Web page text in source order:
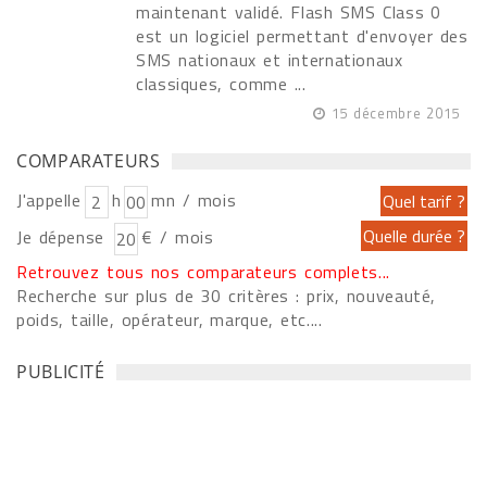
maintenant validé. Flash SMS Class 0
est un logiciel permettant d'envoyer des
SMS nationaux et internationaux
classiques, comme ...
15 décembre 2015
COMPARATEURS
J'appelle h
mn / mois
Je dépense
€ / mois
Retrouvez tous nos comparateurs complets...
Recherche sur plus de 30 critères : prix, nouveauté,
poids, taille, opérateur, marque, etc....
PUBLICITÉ